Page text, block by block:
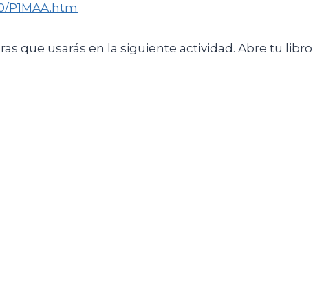
P1MAA.htm
que usarás en la siguiente actividad. Abre tu